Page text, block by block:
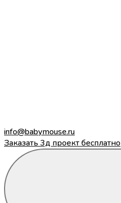
info@babymouse.ru
Заказать 3д проект бесплатно